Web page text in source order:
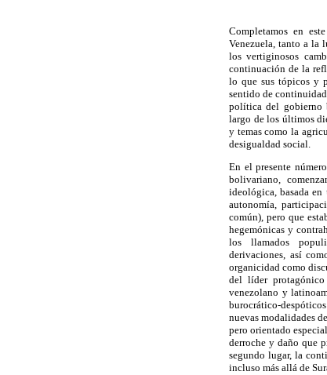
Completamos en
Venezuela, tanto a la
los vertiginosos
continuación de la
lo que sus tópicos y
sentido de
política del gobierno
largo de los últimos
y temas como la
desigualdad social.
En el presente
bolivariano,
ideológica, basada
autonomía,
común), pero que
hegemónicas y
los llamados
derivaciones, así
organicidad como
del líder
venezolano y
burocrático-
nuevas modalidades
pero orientado
derroche y daño que
segundo lugar, la
incluso más allá de